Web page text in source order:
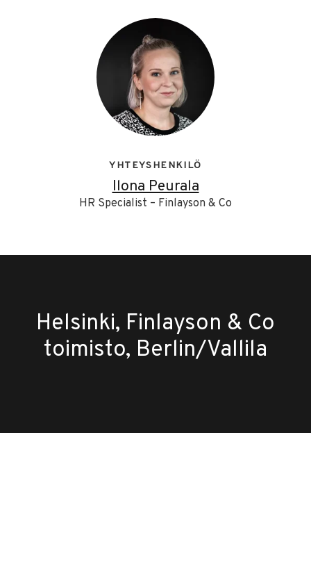
YHTEYSHENKILÖ
Ilona Peurala
HR Specialist – Finlayson & Co
Helsinki, Finlayson & Co
toimisto, Berlin/Vallila